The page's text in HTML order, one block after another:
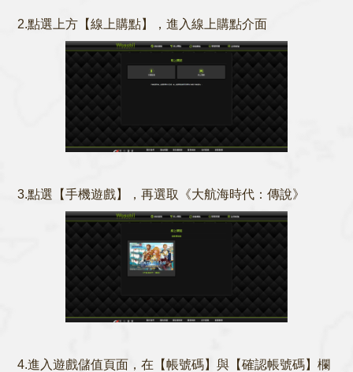
2.點選上方【線上購點】，進入線上購點介面
3.點選【手機遊戲】，再選取《大航海時代：傳說》
4.進入遊戲儲值頁面，在【帳號碼】與【確認帳號碼】欄